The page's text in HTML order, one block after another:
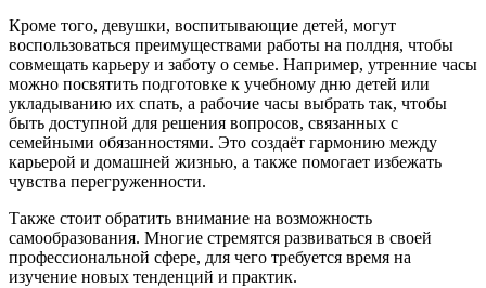
Кроме того, девушки, воспитывающие детей, могут
воспользоваться преимуществами работы на полдня, чтобы
совмещать карьеру и заботу о семье. Например, утренние часы
можно посвятить подготовке к учебному дню детей или
укладыванию их спать, а рабочие часы выбрать так, чтобы
быть доступной для решения вопросов, связанных с
семейными обязанностями. Это создаёт гармонию между
карьерой и домашней жизнью, а также помогает избежать
чувства перегруженности.
Также стоит обратить внимание на возможность
самообразования. Многие стремятся развиваться в своей
профессиональной сфере, для чего требуется время на
изучение новых тенденций и практик.